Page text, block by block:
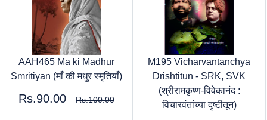
AAH465 Ma ki Madhur
Smritiyan (माँ की मधुर स्मृतियाँ)
Rs.90.00 Rs.100.00
M195 Vicharvantanchya
Drishtitun - SRK, SVK
(श्रीरामकृष्ण-विवेकानंद :
विचारवंतांच्या दृष्टीतून)